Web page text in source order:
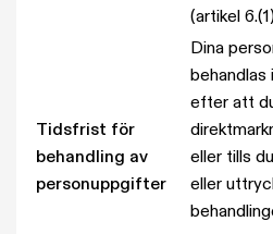
(artikel
Tidsfrist för
behandling av
personuppgifter
Dina
efter att
eller tills
eller